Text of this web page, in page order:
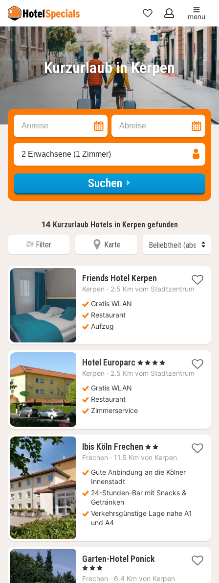
Meine
Favoriten
menu
Kurzurlaub in Kerpen
Anreise Abreise
2 Erwachsene (1 Zimmer)
Suchen
14 Kurzurlaub Hotels in Kerpen gefunden
Filter Karte
Friends Hotel Kerpen1
Nacht
Kerpen · 2.5 Km vom Stadtzentrum
Gratis WLAN
Restaurant
Aufzug
Hotel Europarc1
Nacht
, 4 Sterne
Kerpen · 2.5 Km vom Stadtzentrum
Gratis WLAN
Restaurant
Zimmerservice
Ibis Köln Frechen 1
Nacht
80
, 2 Sterne
Frechen · 11.5 Km von Kerpen
Gute Anbindung an die Kölner
Innenstadt
24-Stunden-Bar mit Snacks &
Getränken
Verkehrsgünstige Lage nahe A1
und A4
Garten-Hotel Ponick1
ab
, 3 Sterne
Frechen · 6.4 Km von Kerpen